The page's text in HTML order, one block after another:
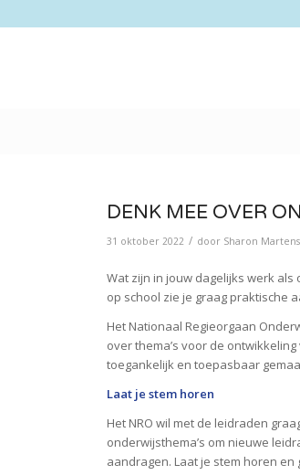
DENK MEE OVER
31 oktober 2022 / door Sharon
Wat zijn in jouw dagelijks werk
op school zie je graag praktische
Het Nationaal Regieorgaan
over thema’s voor de
toegankelijk en toepasbaar
Laat je stem horen
Het NRO wil met de leidraden
onderwijsthema’s om nieuwe
aandragen. Laat je stem horen